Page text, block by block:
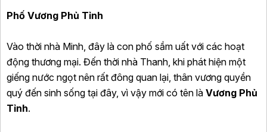
Phố Vương Phủ Tỉnh
Vào thời nhà Minh, đây là con phố sầm uất với các hoạt
động thương mại. Đến thời nhà Thanh, khi phát hiện một
giếng nước ngọt nên rất đông quan lại, thân vương quyền
quý đến sinh sống tại đây, vì vậy mới có tên là Vương Phủ
Tỉnh.